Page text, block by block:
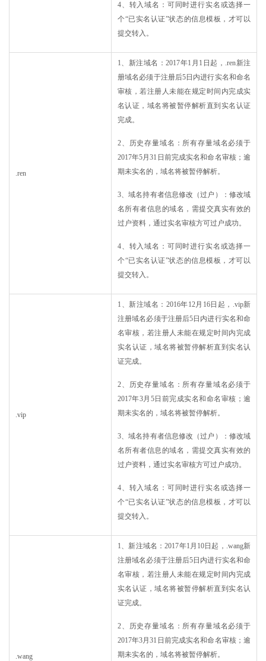
4、转入域名：可同时进行实名或选择一
个“已实名认证”状态的信息模板，才可以
提交转入。
.ren
1、新注域名：2017年1月1日起，.ren新注
册域名必须于注册后5日内进行实名和命名
审核，若注册人未能在规定时间内完成实
名认证，域名将被暂停解析直到实名认证
完成。
2、历史存量域名：所有存量域名必须于
2017年5月31日前完成实名和命名审核；逾
期未实名的，域名将被暂停解析。
3、域名持有者信息修改（过户）：修改域
名所有者信息的域名，需提交真实有效的
过户资料，通过实名审核方可过户成功。
4、转入域名：可同时进行实名或选择一
个“已实名认证”状态的信息模板，才可以
提交转入。
.vip
1、新注域名：2016年12月16日起，.vip新
注册域名必须于注册后5日内进行实名和命
名审核，若注册人未能在规定时间内完成
实名认证，域名将被暂停解析直到实名认
证完成。
2、历史存量域名：所有存量域名必须于
2017年3月5日前完成实名和命名审核；逾
期未实名的，域名将被暂停解析。
3、域名持有者信息修改（过户）：修改域
名所有者信息的域名，需提交真实有效的
过户资料，通过实名审核方可过户成功。
4、转入域名：可同时进行实名或选择一
个“已实名认证”状态的信息模板，才可以
提交转入。
.wang
1、新注域名：2017年1月10日起，.wang新
注册域名必须于注册后5日内进行实名和命
名审核，若注册人未能在规定时间内完成
实名认证，域名将被暂停解析直到实名认
证完成。
2、历史存量域名：所有存量域名必须于
2017年3月31日前完成实名和命名审核；逾
期未实名的，域名将被暂停解析。